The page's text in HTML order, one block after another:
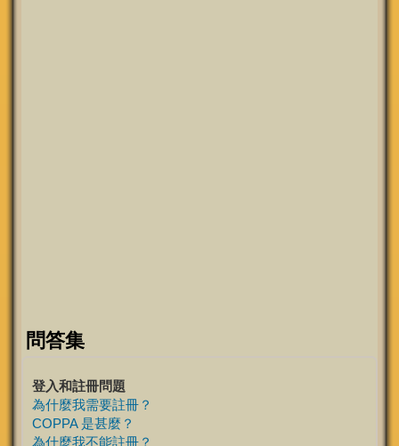
問答集
登入和註冊問題
為什麼我需要註冊？
COPPA 是甚麼？
為什麼我不能註冊？